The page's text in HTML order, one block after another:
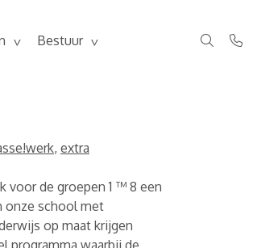
Bestuur
, extra
voor de groepen 1 ™ 8 een
onze school met
op maat krijgen
programma waarbij de